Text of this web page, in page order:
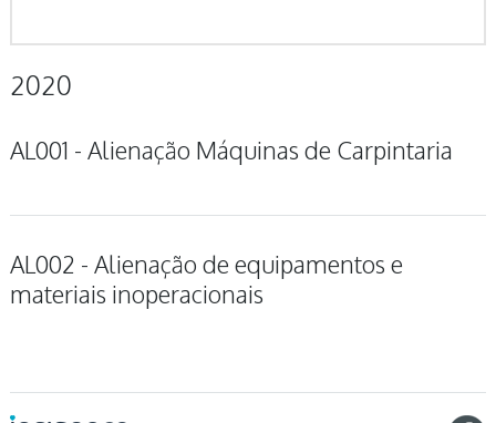
2020
AL001 - Alienação Máquinas de Carpintaria
AL002 - Alienação de equipamentos e
materiais inoperacionais